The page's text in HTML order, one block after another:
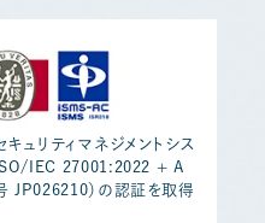
ュリティマネジメントシス
ISO/IEC 27001:2022 + A
JP026210）の認証を取得